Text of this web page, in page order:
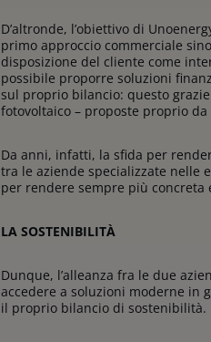
D’altronde, l’obiettivo di
primo approccio commerciale
disposizione del cliente come
possibile proporre soluzioni
sul proprio bilancio: questo
fotovoltaico – proposte proprio da
Da anni, infatti, la sfida per
tra le aziende specializzate nelle
per rendere sempre più
LA SOSTENIBILITÀ
Dunque, l’alleanza fra le due
accedere a soluzioni moderne in
il proprio bilancio di sostenibilità.